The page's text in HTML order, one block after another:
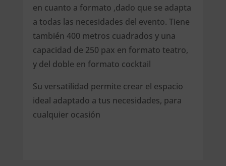
en cuanto a formato ,dado que se adapta
a todas las necesidades del evento. Tiene
también 400 metros cuadrados y una
capacidad de 250 pax en formato teatro,
y del doble en formato cocktail
Su versatilidad permite crear el espacio
ideal adaptado a tus necesidades, para
cualquier ocasión